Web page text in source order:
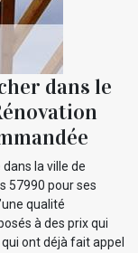
dans le
la ville de
57990 pour ses
qualité
à des prix qui
ont déjà fait appel